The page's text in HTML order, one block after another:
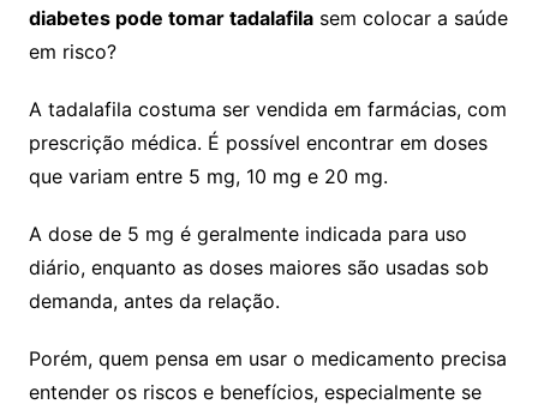
diabetes pode tomar tadalafilasem colocar a saúde
em risco?
A tadalafila costuma ser vendida em farmácias, com
prescrição médica. É possível encontrar em doses
que variam entre 5 mg, 10 mg e 20 mg.
A dose de 5 mg é geralmente indicada para uso
diário, enquanto as doses maiores são usadas sob
demanda, antes da relação.
Porém, quem pensa em usar o medicamento precisa
entender os riscos e benefícios, especialmente se